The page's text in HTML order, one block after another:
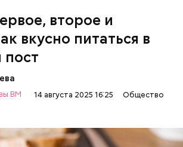
второе и
вкусно питаться в
пост
ВМ 14 августа 2025 16:25 Общество
и укропа.